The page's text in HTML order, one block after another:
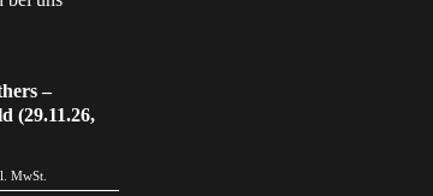
–
(29.11.26,
MwSt.